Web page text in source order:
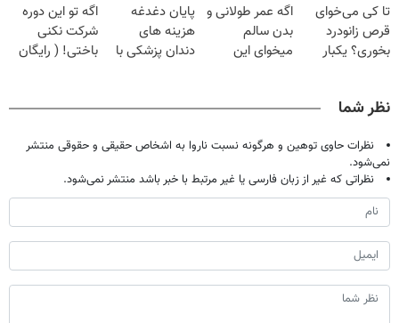
میلیون تومان!!!
فقط ۲۵ میلیون
آموزش رایگان
تا کی می‌خوای
قرص زانودرد
بخوری؟ یکبار
اگه عمر طولانی و
بدن سالم
میخوای این
پایان دغدغه
هزینه های
دندان پزشکی با
اگه تو این دوره
شرکت نکنی
باختی! ( رایگان
نظر شما
نظرات حاوی توهین و هرگونه نسبت ناروا به اشخاص حقیقی و حقوقی منتشر
نمی‌شود.
نظراتی که غیر از زبان فارسی یا غیر مرتبط با خبر باشد منتشر نمی‌شود.